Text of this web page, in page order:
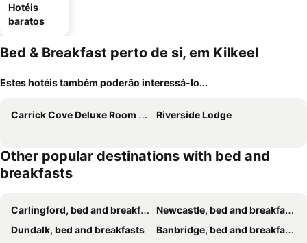
Hotéis
baratos
Bed & Breakfast perto de si, em Kilkeel
Estes hotéis também poderão interessá-lo...
Carrick Cove Deluxe Room with private decking Riverside Lodge
Other popular destinations with bed and
breakfasts
Carlingford, bed and breakfasts
Newcastle, bed and breakfasts
Dundalk, bed and breakfasts
Banbridge, bed and breakfasts